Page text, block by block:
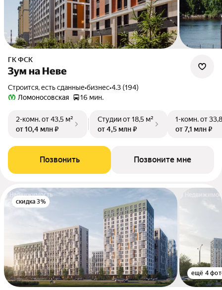
ГК ФСК
Зум на Неве
Строится, есть сданные•бизнес•4.3 (194)
Ломоносовская
16 мин.
2-комн.от 43,5 м²
от 10,4 млн ₽
Студииот 18,5 м²
от 4,5 млн ₽
1-комн.от
от 7,1 млн ₽
Позвонить Позвоните мне
скидка 3%
ещё 4